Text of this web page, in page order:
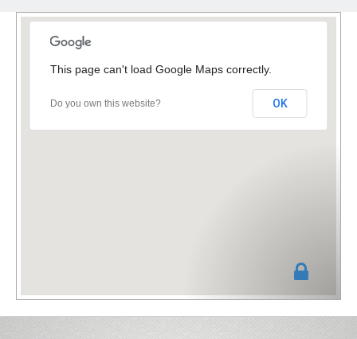
This page can't load Google Maps correctly.
Do you own this website? OK